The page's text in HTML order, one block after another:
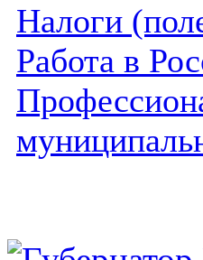
Налоги
Работа в